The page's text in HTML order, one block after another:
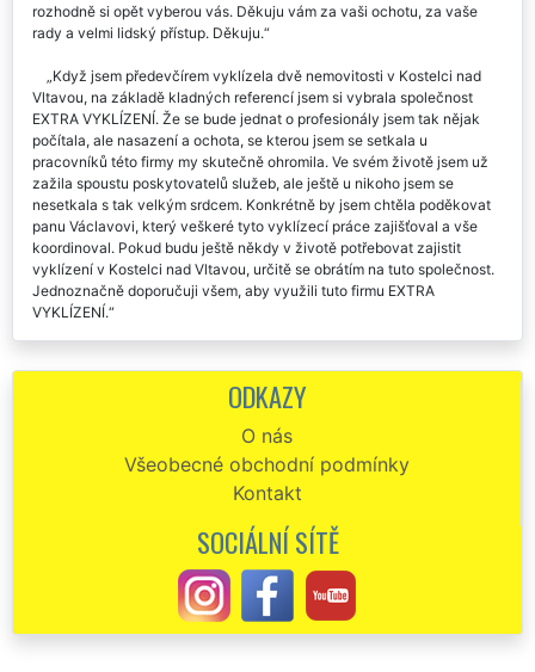
rozhodně si opět vyberou vás. Děkuju vám za vaši ochotu, za vaše
rady a velmi lidský přístup. Děkuju.
Když jsem předevčírem vyklízela dvě nemovitosti v Kostelci nad
Vltavou, na základě kladných referencí jsem si vybrala společnost
EXTRA VYKLÍZENÍ. Že se bude jednat o profesionály jsem tak nějak
počítala, ale nasazení a ochota, se kterou jsem se setkala u
pracovníků této firmy my skutečně ohromila. Ve svém životě jsem už
zažila spoustu poskytovatelů služeb, ale ještě u nikoho jsem se
nesetkala s tak velkým srdcem. Konkrétně by jsem chtěla poděkovat
panu Václavovi, který veškeré tyto vyklízecí práce zajišťoval a vše
koordinoval. Pokud budu ještě někdy v životě potřebovat zajistit
vyklízení v Kostelci nad Vltavou, určitě se obrátím na tuto společnost.
Jednoznačně doporučuji všem, aby využili tuto firmu EXTRA
VYKLÍZENÍ.
jedničku. Tuto společnost s názvem EXTRA VYKLÍZENÍ určitě
Vyklízení v Kostelci nad Vltavou. Precizní a spolehliví. Děkuji vám
za vaše služby.
U této společnosti jsem si objednala vyklízecí práce v Kostelci nad
Vltavou. Skutečně naprostá spokojenost.
Na základě doporučení od mé kamarádky jsem využila vyklízení v
Kostelci nad Vltavou od společnosti EXTRA VYKLÍZENÍ. Jsem velmi
ráda, že mi kamarádka takto poradila, protože služby této společnosti
byly skutečně dokonalé. Vyklízení proběhlo bez sebemenšího
ODKAZY
O nás
Všeobecné obchodní podmínky
Kontakt
SOCIÁLNÍ SÍTĚ